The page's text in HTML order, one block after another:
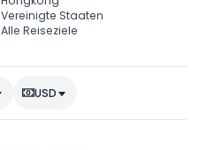
Vereinigte Staaten
Alle Reiseziele
USD